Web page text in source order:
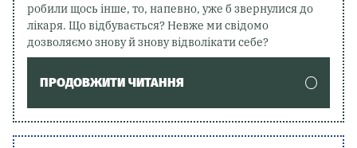
робили щось інше, то, напевно, уже б звернулися до
лікаря. Що відбувається? Невже ми свідомо
дозволяємо знову й знову відволікати себе?
ПРОДОВЖИТИ ЧИТАННЯ